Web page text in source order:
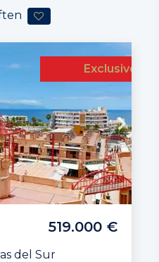
Exclusive
519.000 €
del Sur